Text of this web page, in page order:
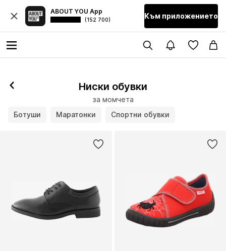
ABOUT YOU App
(152 700) Към приложението
Ниски обувки
за момчета
Ботуши
Маратонки Спортни обувки